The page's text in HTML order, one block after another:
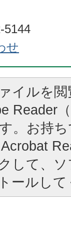
5144
せ
イルを
Reader
。お持
して、
ールし